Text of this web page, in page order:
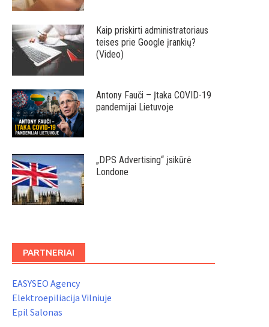
Kaip priskirti administratoriaus
teises prie Google įrankių?
(Video)
Antony Fauči – Įtaka COVID-19
pandemijai Lietuvoje
„DPS Advertising“ įsikūrė
Londone
PARTNERIAI
EASYSEO Agency
Elektroepiliacija Vilniuje
Epil Salonas